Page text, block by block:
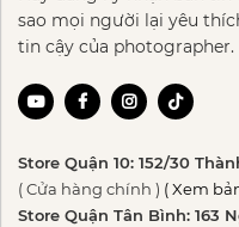
sao mọi người lại yêu
tin cậy của photographer.
Store Quận 10: 152/30
( Cửa hàng chính ) ( Xem
Store Quận Tân Bình: 163